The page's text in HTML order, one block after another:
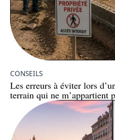
CONSEILS
Les erreurs à éviter lors
terrain qui ne m’appartient